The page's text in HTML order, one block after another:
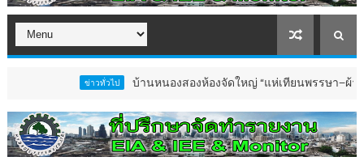
บ้านหนองสองห้องจัดใหญ่ “แห่เทียนพรรษา–ผ้าป่าซาเล้งป